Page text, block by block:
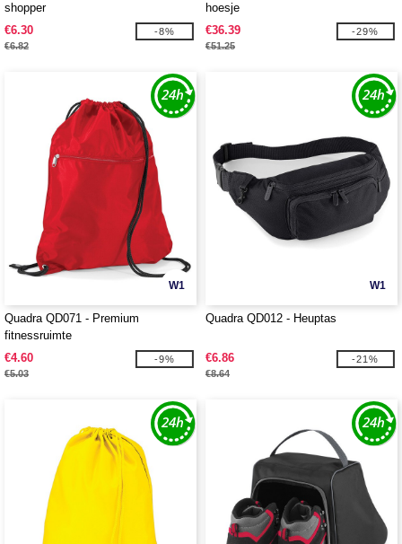
shopper
€6.30
€6.82
-8%
hoesje
€36.39
€51.25
-29%
W1
Quadra QD071 - Premium
fitnessruimte
€4.60
€5.03
-9%
W1
Quadra QD012 - Heuptas
€6.86
€8.64
-21%